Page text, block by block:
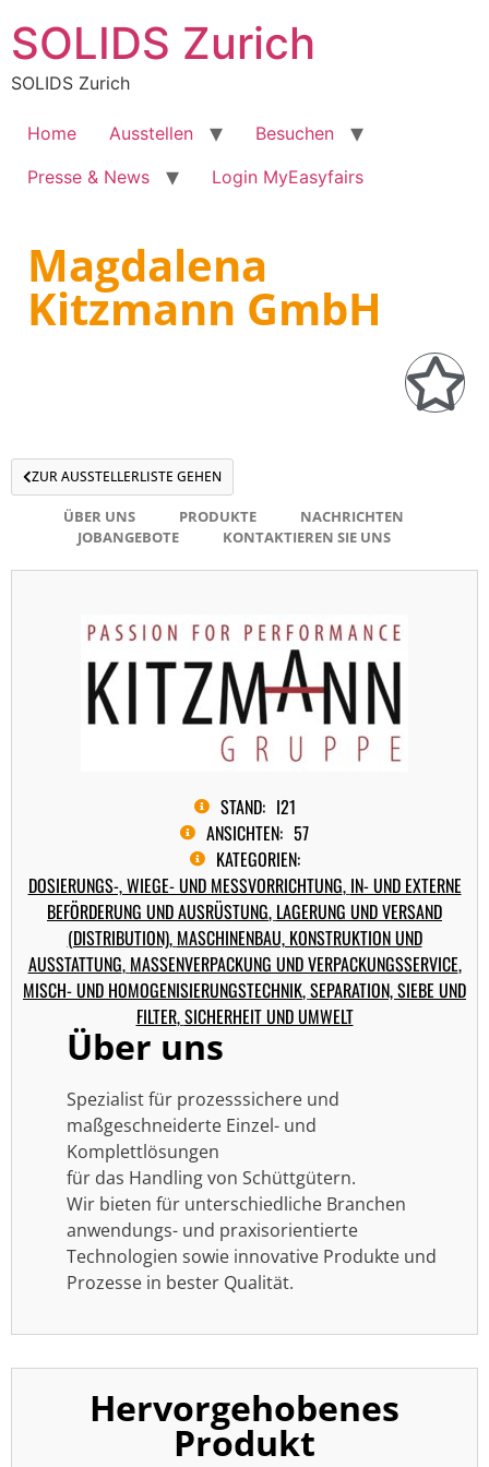
SOLIDS Zurich
SOLIDS Zurich
Home Ausstellen
Besuchen
Presse & News
Login MyEasyfairs
Magdalena
Kitzmann GmbH
ZUR AUSSTELLERLISTE GEHEN
ÜBER UNS PRODUKTE
NACHRICHTEN
JOBANGEBOTE
KONTAKTIEREN SIE UNS
STAND: I21
ANSICHTEN: 57
KATEGORIEN:
DOSIERUNGS-, WIEGE- UND MESSVORRICHTUNG, IN- UND EXTERNE
BEFÖRDERUNG UND AUSRÜSTUNG, LAGERUNG UND VERSAND
(DISTRIBUTION), MASCHINENBAU, KONSTRUKTION UND
AUSSTATTUNG, MASSENVERPACKUNG UND VERPACKUNGSSERVICE,
MISCH- UND HOMOGENISIERUNGSTECHNIK,SEPARATION, SIEBE UND
FILTER,SICHERHEIT UND UMWELT
Über uns
Spezialist für prozesssichere und
maßgeschneiderte Einzel- und
Komplettlösungen
für das Handling von Schüttgütern.
Wir bieten für unterschiedliche Branchen
anwendungs- und praxisorientierte
Technologien sowie innovative Produkte und
Prozesse in bester Qualität.
Hervorgehobenes
Produkt